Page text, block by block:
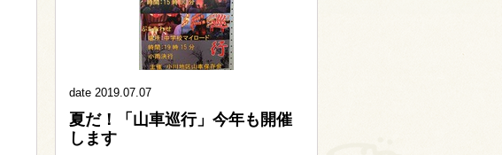
date 2019.07.07
夏だ！「山車巡行」今年も開催
します